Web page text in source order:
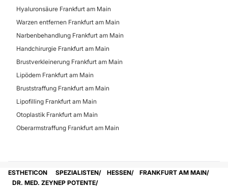
Hyaluronsäure Frankfurt am Main
Warzen entfernen Frankfurt am Main
Narbenbehandlung Frankfurt am Main
Handchirurgie Frankfurt am Main
Brustverkleinerung Frankfurt am Main
Lipödem Frankfurt am Main
Bruststraffung Frankfurt am Main
Lipofilling Frankfurt am Main
Otoplastik Frankfurt am Main
Oberarmstraffung Frankfurt am Main
ESTHETICON SPEZIALISTEN HESSEN
FRANKFURT AM MAIN
DR. MED. ZEYNEP POTENTE